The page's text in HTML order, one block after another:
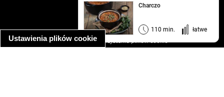
Ustawienia plików cookie
Charczo
110 min. łatwe
kontakt
regulamin
informacja o prywatności
informacja o wykorzystaniu plików cookie